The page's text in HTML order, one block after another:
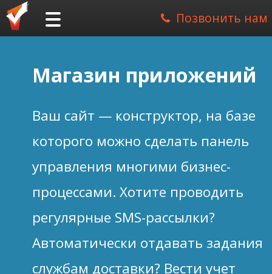
Позвонить нам
Магазин приложений
Ваш сайт — конструктор, на базе
которого можно сделать панель
управления многими бизнес-
процессами. Хотите проводить
регулярные SMS-рассылки?
Автоматически отдавать задания
службам доставки? Вести учет